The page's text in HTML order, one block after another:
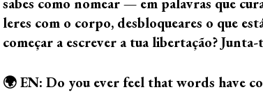
leres com o corpo, desbloqueares o que
começar a escrever a tua libertação?
🌍 EN: Do you ever feel that words have